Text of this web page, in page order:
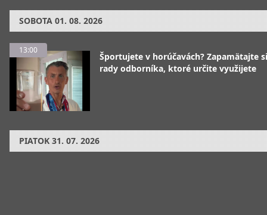
SOBOTA 01. 08. 2026
13:00
Športujete v horúčavách? Zapamätajte
rady odborníka, ktoré určite využijete
PIATOK 31. 07. 2026